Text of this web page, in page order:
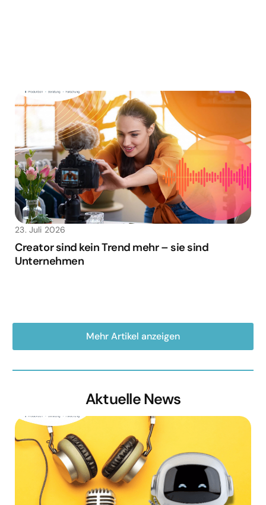
Creator sind kein Trend mehr – sie sind
Unternehmen
23. Juli 2026
Mehr Artikel anzeigen
Aktuelle News